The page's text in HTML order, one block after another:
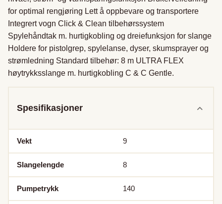
for optimal rengjøring Lett å oppbevare og transportere
Integrert vogn Click & Clean tilbehørssystem
Spylehåndtak m. hurtigkobling og dreiefunksjon for slange
Holdere for pistolgrep, spylelanse, dyser, skumsprayer og
strømledning Standard tilbehør: 8 m ULTRA FLEX
høytrykksslange m. hurtigkobling C & C Gentle.
Spesifikasjoner
Vekt 9
Slangelengde 8
Pumpetrykk 140